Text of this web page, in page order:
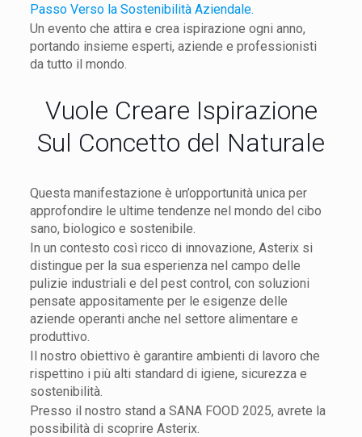
Passo Verso la Sostenibilità Aziendale.
Un evento che attira e crea ispirazione ogni anno,
portando insieme esperti, aziende e professionisti
da tutto il mondo.
Vuole Creare Ispirazione
Sul Concetto del Naturale
Questa manifestazione è un’opportunità unica per
approfondire le ultime tendenze nel mondo del cibo
sano, biologico e sostenibile.
In un contesto così ricco di innovazione, Asterix si
distingue per la sua esperienza nel campo delle
pulizie industriali e del pest control, con soluzioni
pensate appositamente per le esigenze delle
aziende operanti anche nel settore alimentare e
produttivo.
Il nostro obiettivo è garantire ambienti di lavoro che
rispettino i più alti standard di igiene, sicurezza e
sostenibilità.
Presso il nostro stand a SANA FOOD 2025, avrete la
possibilità di scoprire Asterix.